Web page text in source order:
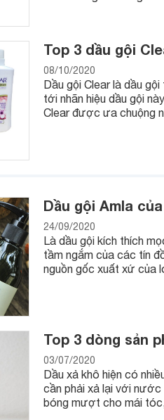
Top 3 dầu gội
08/10/2020
Dầu gội Clear là dầu
tới nhãn hiệu dầu gội
Clear được ưa chuộng
Dầu gội Amla
24/09/2020
Là dầu gội kích thích
tầm ngắm của các tín
nguồn gốc xuất xứ của
Top 3 dòng sản
03/07/2020
Dầu xả khô hiện có
cần phải xả lại với nước
bóng mượt cho mái